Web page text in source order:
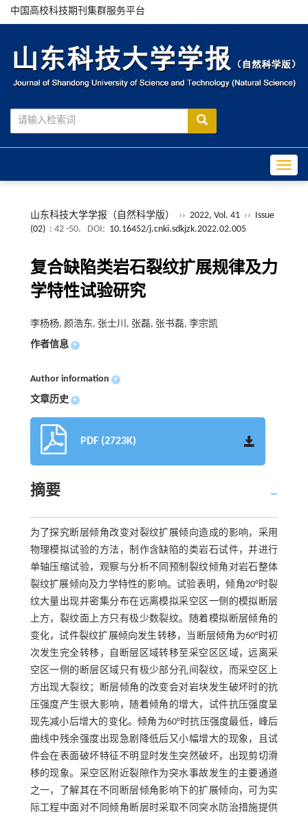
中国高校科技期刊集群服务平台
山东科技大学学报（自然科学版） ›› 2022, Vol. 41 ›› Issue
(02) : 42 -50. DOI: 10.16452/j.cnki.sdkjzk.2022.02.005
复合缺陷类岩石裂纹扩展规律及力
学特性试验研究
李杨杨, 颜浩东, 张士川, 张磊, 张书磊, 李宗凯
作者信息 +
Author information +
文章历史 +
PDF (2723K)
摘要
为了探究断层倾角改变对裂纹扩展倾向造成的影响，采用
物理模拟试验的方法，制作含缺陷的类岩石试件，并进行
单轴压缩试验，观察与分析不同预制裂纹倾角对岩石整体
裂纹扩展倾向及力学特性的影响。试验表明，倾角20°时裂
纹大量出现并密集分布在远离模拟采空区一侧的模拟断层
上方，裂纹面上方只有极少数裂纹。随着模拟断层倾角的
变化，试件裂纹扩展倾向发生转移，当断层倾角为60°时初
次发生完全转移，自断层区域转移至采空区区域，远离采
空区一侧的断层区域只有极少部分孔间裂纹，而采空区上
方出现大裂纹；断层倾角的改变会对岩块发生破坏时的抗
压强度产生很大影响，随着倾角的增大，试件抗压强度呈
现先减小后增大的变化。倾角为60°时抗压强度最低，峰后
曲线中残余强度出现急剧降低后又小幅增大的现象，且试
件会在表面破坏特征不明显时发生突然破坏，出现剪切滑
移的现象。采空区附近裂隙作为突水事故发生的主要通道
之一，了解其在不同断层倾角影响下的扩展倾向，可为实
际工程中面对不同倾角断层时采取不同突水防治措施提供